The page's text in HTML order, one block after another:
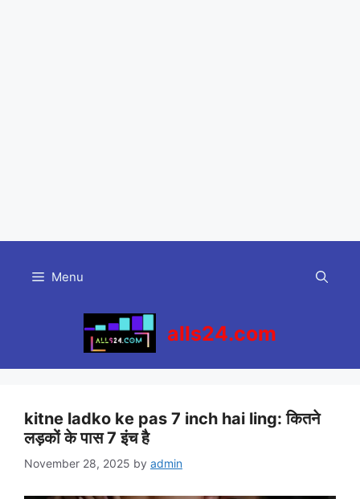
content
Menu
alls24.com
kitne ladko ke pas 7 inch hai ling: कितने
लड़कों के पास 7 इंच है
November 28, 2025 by admin